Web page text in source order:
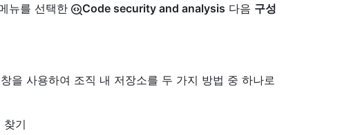
뉴를 선택한 Code security and analysis 다음 구성
을 사용하여 조직 내 저장소를 두 가지 방법 중 하나로
찾기